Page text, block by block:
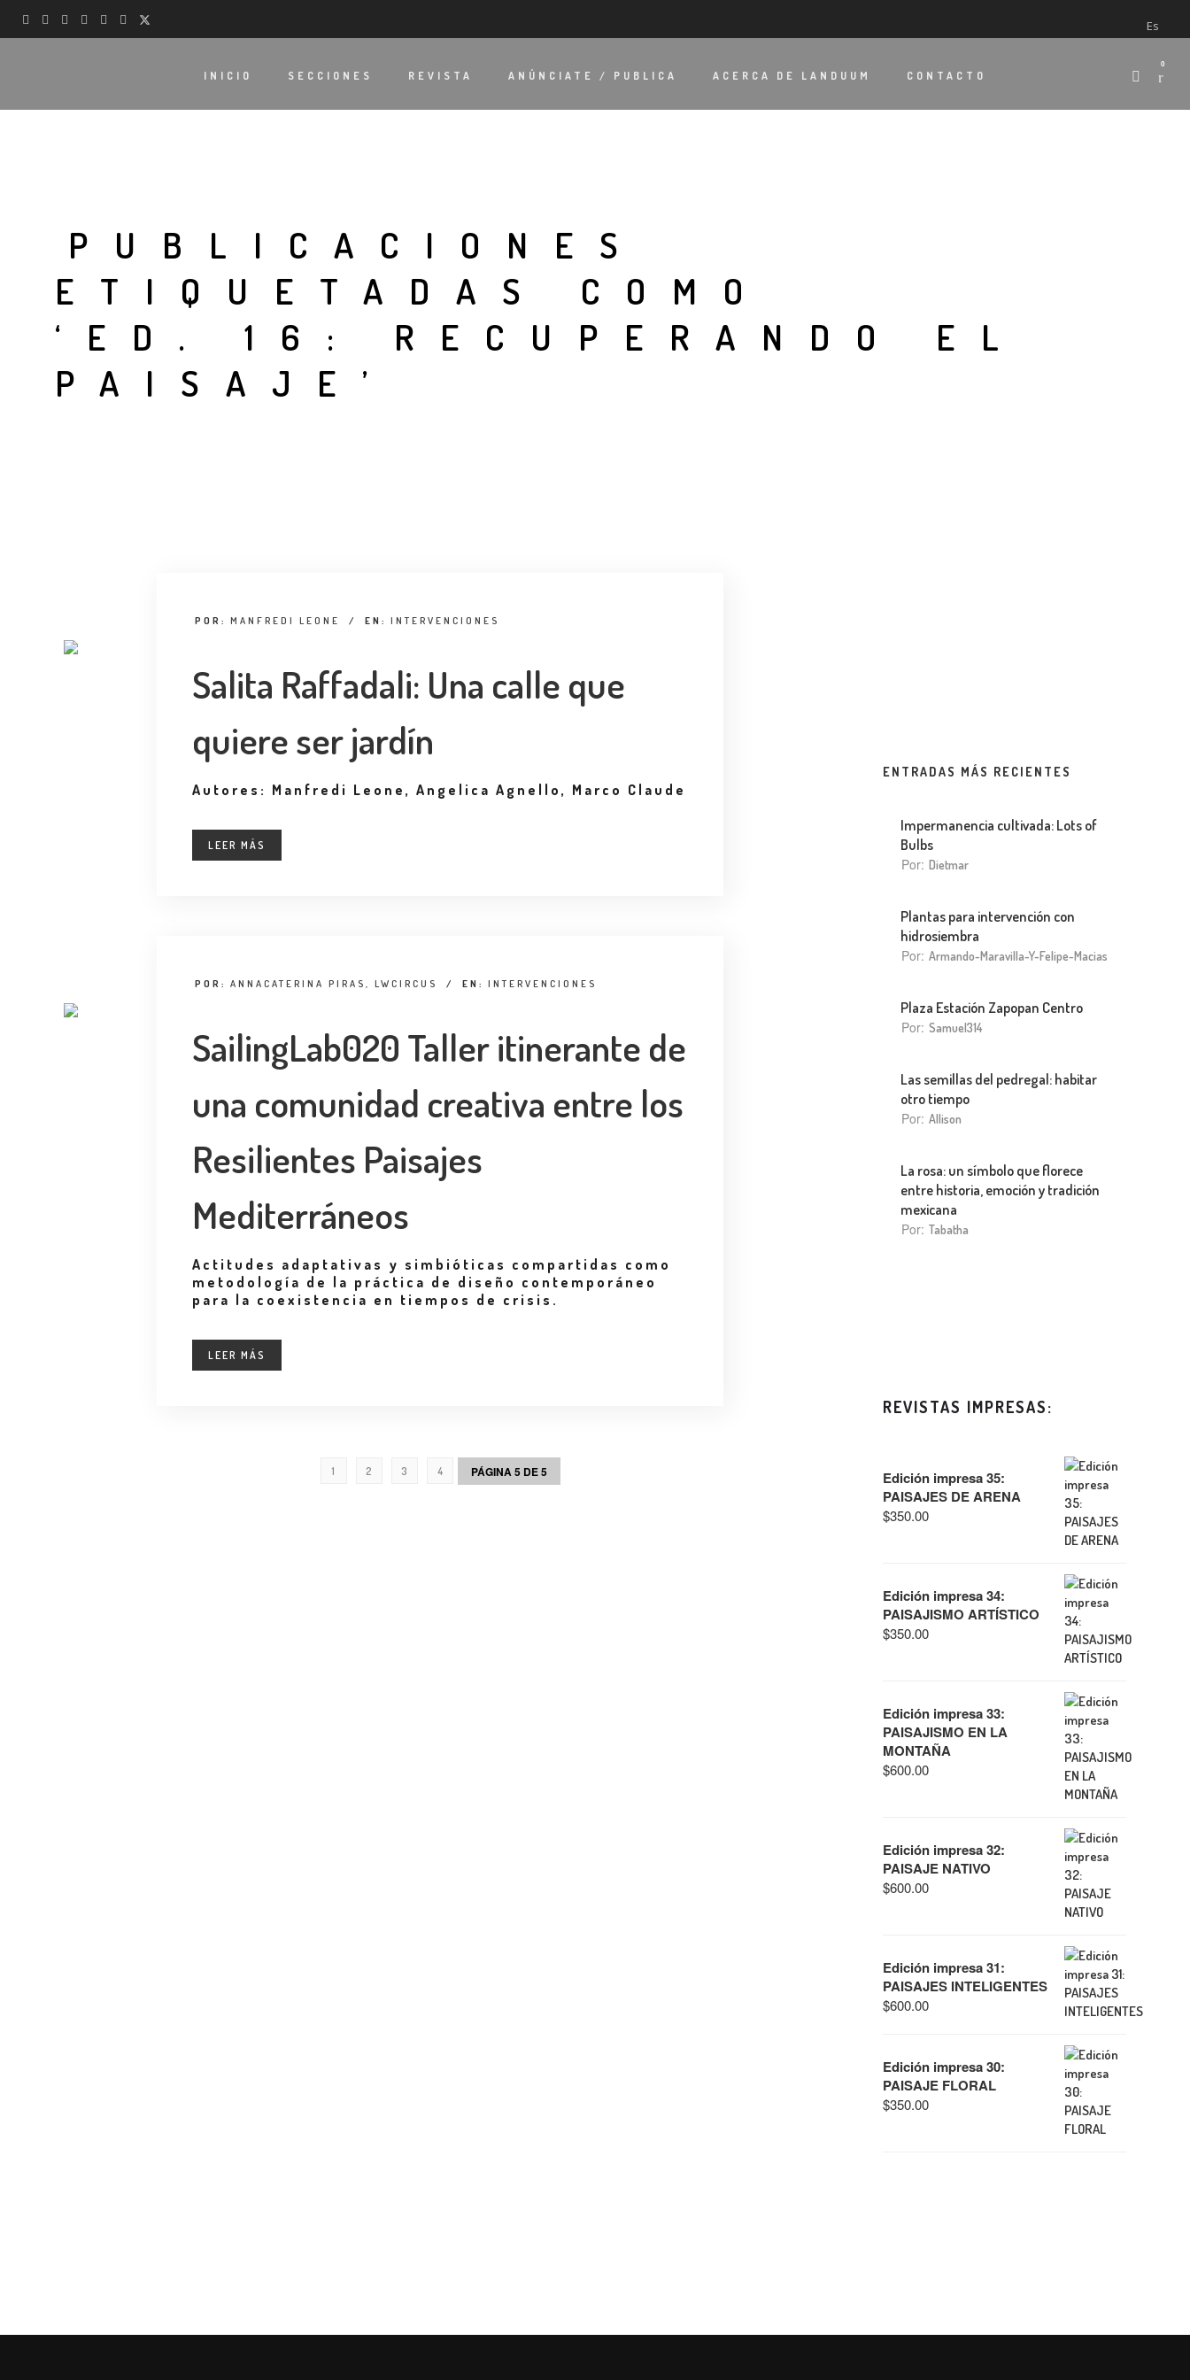
Es
INICIO SECCIONES REVISTA ANÚNCIATE / PUBLICA ACERCA DE LANDUUM CONTACTO
0
PUBLICACIONES
ETIQUETADAS COMO
‘ED. 16: RECUPERANDO EL
PAISAJE’
POR: MANFREDI LEONE / EN: INTERVENCIONES
Salita Raffadali: Una calle que
quiere ser jardín
Autores: Manfredi Leone, Angelica Agnello, Marco Claude
LEER MÁS
POR: ANNACATERINA PIRAS, LWCIRCUS / EN: INTERVENCIONES
SailingLab020 Taller itinerante de
una comunidad creativa entre los
Resilientes Paisajes
Mediterráneos
Actitudes adaptativas y simbióticas compartidas como
metodología de la práctica de diseño contemporáneo
para la coexistencia en tiempos de crisis.
LEER MÁS
1 2 3 4 PÁGINA 5 DE 5
ENTRADAS MÁS RECIENTES
Impermanencia cultivada: Lots of
Bulbs
Por: Dietmar
Plantas para intervención con
hidrosiembra
Por: Armando-Maravilla-Y-Felipe-Macias
Plaza Estación Zapopan Centro
Por: Samuel314
Las semillas del pedregal: habitar
otro tiempo
Por: Allison
La rosa: un símbolo que florece
entre historia, emoción y tradición
mexicana
Por: Tabatha
REVISTAS IMPRESAS:
Edición impresa 35:
PAISAJES DE ARENA
$350.00
Edición impresa 34:
PAISAJISMO ARTÍSTICO
$350.00
Edición impresa 33:
PAISAJISMO EN LA
MONTAÑA
$600.00
Edición impresa 32:
PAISAJE NATIVO
$600.00
Edición impresa 31:
PAISAJES INTELIGENTES
$600.00
Edición impresa 30:
PAISAJE FLORAL
$350.00